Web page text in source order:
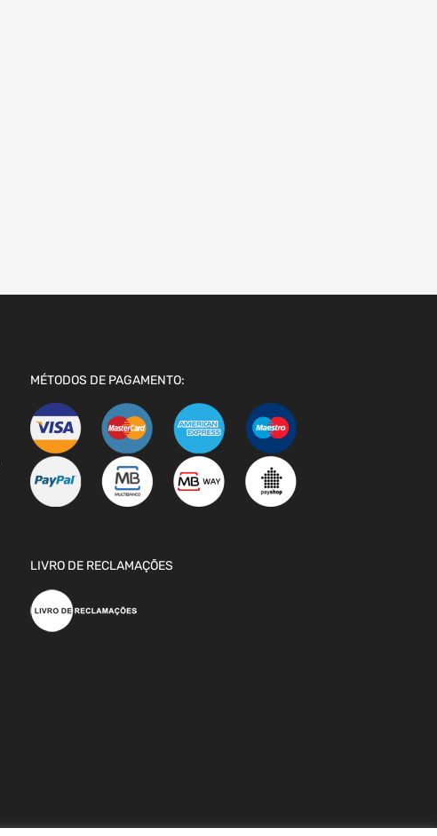
MÉTODOS DE PAGAMENTO:
LIVRO DE RECLAMAÇÕES